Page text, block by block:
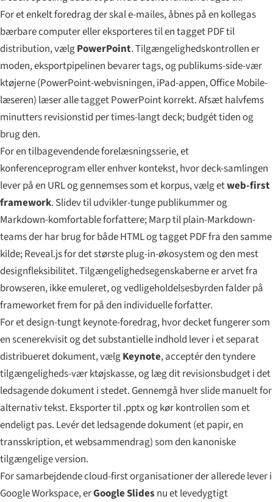
For et enkelt foredrag der skal e-mailes, åbnes på en kollegas
bærbare computer eller eksporteres til en tagget PDF til
distribution, vælgPowerPoint. Tilgængelighedskontrollen er
moden, eksportpipelinen bevarer tags, og publikums-side-vær
ktøjerne (PowerPoint-webvisningen, iPad-appen, Office Mobile-
læseren) læser alle tagget PowerPoint korrekt. Afsæt halvfems
minutters revisionstid per times-langt deck; budgét tiden og
brug den.
For en tilbagevendende forelæsningsserie, et
konferenceprogram eller enhver kontekst, hvor deck-samlingen
lever på en URL og gennemses som et korpus, vælg etweb-first
framework. Slidev til udvikler-tunge publikummer og
Markdown-komfortable forfattere; Marp til plain-Markdown-
teams der har brug for både HTML og tagget PDF fra den samme
kilde; Reveal.js for det største plug-in-økosystem og den mest
designfleksibilitet. Tilgængelighedsegenskaberne er arvet fra
browseren, ikke emuleret, og vedligeholdelsesbyrden falder på
frameworket frem for på den individuelle forfatter.
For et design-tungt keynote-foredrag, hvor decket fungerer som
en scenerekvisit og det substantielle indhold lever i et separat
distribueret dokument, vælgKeynote, acceptér den tyndere
tilgængeligheds-vær ktøjskasse, og læg dit revisionsbudget i det
ledsagende dokument i stedet. Gennemgå hver slide manuelt for
alternativ tekst. Eksporter til .pptx og kør kontrollen som et
endeligt pas. Levér det ledsagende dokument (et papir, en
transskription, et websammendrag) som den kanoniske
tilgængelige version.
For samarbejdende cloud-first organisationer der allerede lever i
Google Workspace, erGoogle Slides nu et levedygtigt